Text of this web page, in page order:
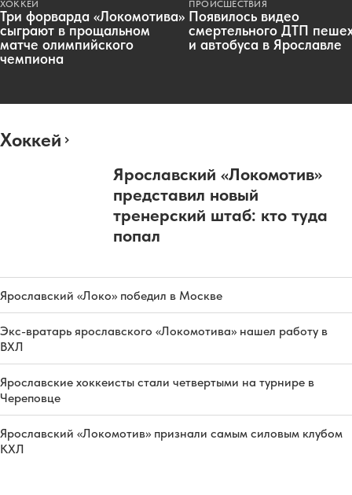
ХОККЕЙ
Три форварда «Локомотива»
сыграют в прощальном
матче олимпийского
чемпиона
ПРОИСШЕСТВИЯ
Появилось видео
смертельного ДТП
и автобуса в Ярославле
Хоккей
Ярославский «Локомотив»
представил новый
тренерский штаб: кто туда
попал
Ярославский «Локо» победил в Москве
Экс-вратарь ярославского «Локомотива» нашел работу в
ВХЛ
Ярославские хоккеисты стали четвертыми на турнире в
Череповце
Ярославский «Локомотив» признали самым силовым клубом
КХЛ